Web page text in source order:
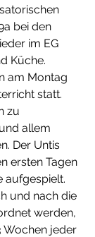
bei den
im EG
Küche.
am Montag
statt.
zu
allem
Der Untis
ersten Tagen
aufgespielt.
und nach die
werden,
Wochen jeder